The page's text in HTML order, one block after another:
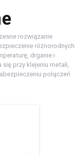
rozwiązanie
różnorodnych
drganie i
przy klejeniu metali,
połączeń